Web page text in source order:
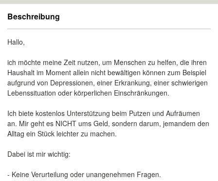
Beschreibung
Hallo,
ich möchte meine Zeit nutzen, um Menschen zu helfen, die ihren
Haushalt im Moment allein nicht bewältigen können zum Beispiel
aufgrund von Depressionen, einer Erkrankung, einer schwierigen
Lebenssituation oder körperlichen Einschränkungen.
Ich biete kostenlos Unterstützung beim Putzen und Aufräumen
an. Mir geht es NICHT ums Geld, sondern darum, jemandem den
Alltag ein Stück leichter zu machen.
Dabei ist mir wichtig:
- Keine Verurteilung oder unangenehmen Fragen.